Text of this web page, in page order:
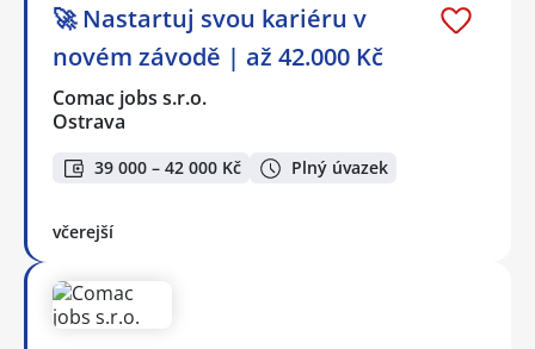
🚀 Nastartuj svou kariéru v
novém závodě | až 42.000 Kč
Comac jobs s.r.o.
Ostrava
39 000 – 42 000 Kč Plný úvazek
včerejší